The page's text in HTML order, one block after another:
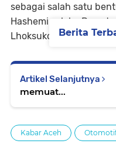
sebagai salah satu
Hashemi selaku
Lhoksukon.
Artikel Selanjutnya
memuat...
Kabar Aceh
Berita